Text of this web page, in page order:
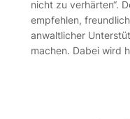
nicht zu verhärten“.
empfehlen,
anwaltlicher
machen. Dabei wird